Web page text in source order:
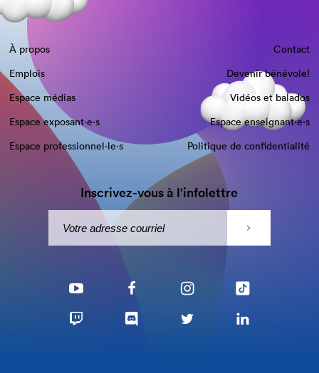
À propos
Contact
Emplois
Devenir bénévole!
Espace médias
Vidéos et balados
Espace exposant·e⋅s
Espace enseignant·e⋅s
Espace professionnel·le⋅s
Politique de confidentialité
Inscrivez-vous à l'infolettre